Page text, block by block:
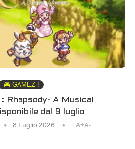
🎮 GAMEZ !
Rhapsody- A Musical
dal 9 luglio
8 Luglio 2026 A+A-